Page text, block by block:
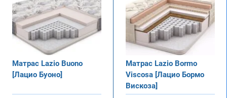
Матрас Lazio Buono
[Лацио Буоно]
Матрас Lazio Bormo
Viscosa [Лацио Бормо
Вискоза]